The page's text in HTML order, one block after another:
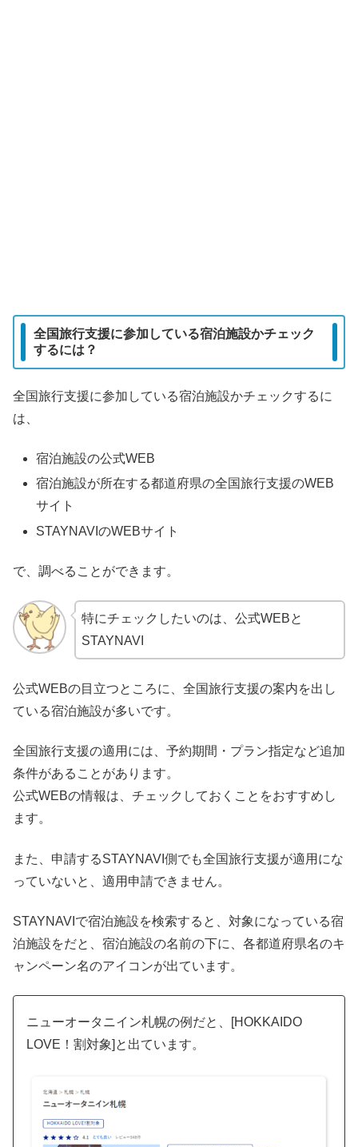
全国旅行支援に参加している宿泊施設かチェック
するには？
全国旅行支援に参加している宿泊施設かチェックするに
は、
宿泊施設の公式WEB
宿泊施設が所在する都道府県の全国旅行支援のWEB
サイト
STAYNAVIのWEBサイト
で、調べることができます。
特にチェックしたいのは、公式WEBと
STAYNAVI
公式WEBの目立つところに、全国旅行支援の案内を出し
ている宿泊施設が多いです。
全国旅行支援の適用には、予約期間・プラン指定など追加
条件があることがあります。
公式WEBの情報は、チェックしておくことをおすすめし
ます。
また、申請するSTAYNAVI側でも全国旅行支援が適用にな
っていないと、適用申請できません。
STAYNAVIで宿泊施設を検索すると、対象になっている宿
泊施設をだと、宿泊施設の名前の下に、各都道府県名のキ
ャンペーン名のアイコンが出ています。
ニューオータニイン札幌の例だと、[HOKKAIDO
LOVE！割対象]と出ています。